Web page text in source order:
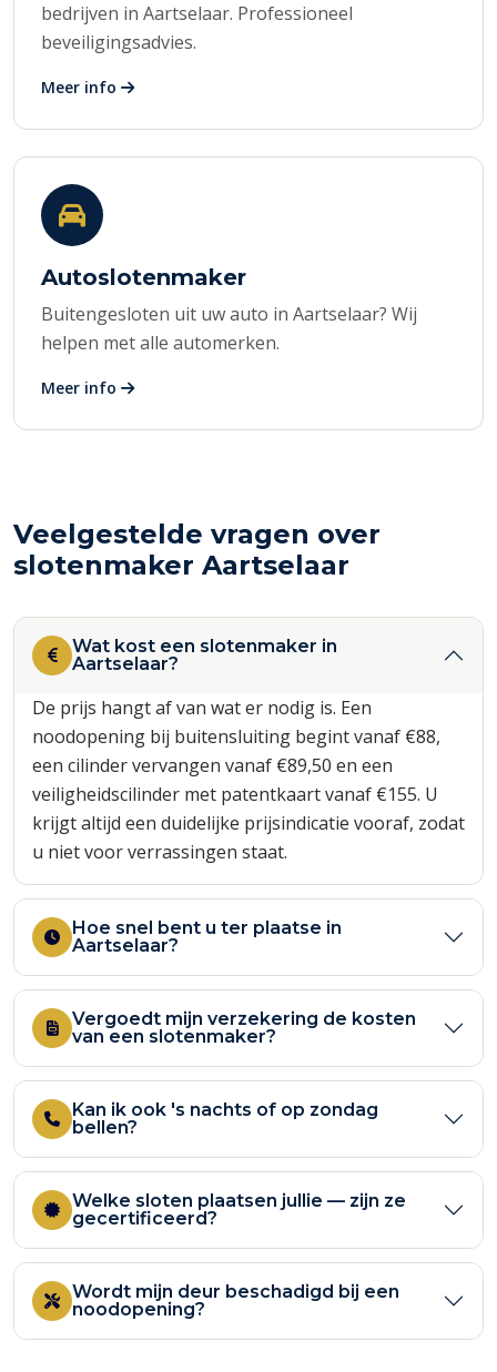
bedrijven in Aartselaar. Professioneel
beveiligingsadvies.
Meer info
Autoslotenmaker
Buitengesloten uit uw auto in Aartselaar? Wij
helpen met alle automerken.
Meer info
Veelgestelde vragen over
slotenmaker Aartselaar
Wat kost een slotenmaker in
Aartselaar?
De prijs hangt af van wat er nodig is. Een
noodopening bij buitensluiting begint vanaf €88,
een cilinder vervangen vanaf €89,50 en een
veiligheidscilinder met patentkaart vanaf €155. U
krijgt altijd een duidelijke prijsindicatie vooraf, zodat
u niet voor verrassingen staat.
Hoe snel bent u ter plaatse in
Aartselaar?
Vergoedt mijn verzekering de kosten
van een slotenmaker?
Kan ik ook 's nachts of op zondag
bellen?
Welke sloten plaatsen jullie — zijn ze
gecertificeerd?
Wordt mijn deur beschadigd bij een
noodopening?